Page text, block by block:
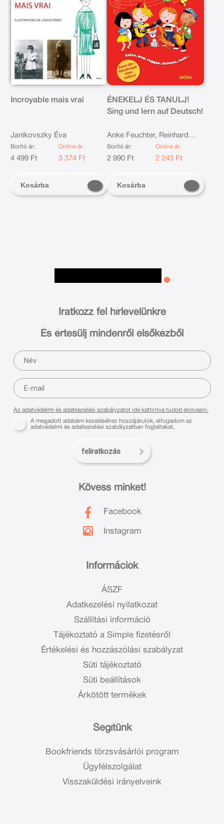
Incroyable mais vrai
Janikovszky Éva
Borító ár:
4 499 Ft
Online ár:
3 374 Ft
Kosárba
ÉNEKELJ ÉS TANULJ!
Sing und lern auf Deutsch!
Anke Feuchter, Reinhard
Schindehutte, Stéphane
Husar
Borító ár:
2 990 Ft
Online ár:
2 243 Ft
Kosárba
Információk
ÁSZF
Adatkezelési nyilatkozat
Szállítási információ
Tájékoztató a Simple fizetésről
Értékelési és hozzászólási szabályzat
Süti tájékoztató
Süti beállítások
Árkötött termékek
Segítünk
Bookfriends törzsvásárlói program
Ügyfélszolgálat
Visszaküldési irányelveink
Kövess minket!
Facebook
Instagram
Iratkozz fel hírlevelünkre
És értesülj mindenről elsőkézből
Az adatvédelmi és adatkezelési szabályzatot ide kattintva tudod elolvasni.
A megadott adataim kezeléséhez hozzájárulok, elfogadom az
adatvédelmi és adatkezelési szabályzatban foglaltakat,
feliratkozás